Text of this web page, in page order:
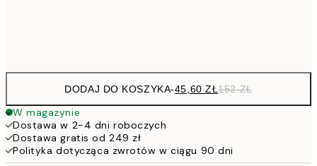
DODAJ DO KOSZYKA-45,60 ZŁ152 ZŁ
W magazynie
Dostawa w 2-4 dni roboczych
Dostawa gratis od 249 zł
Polityka dotycząca zwrotów w ciągu 90 dni